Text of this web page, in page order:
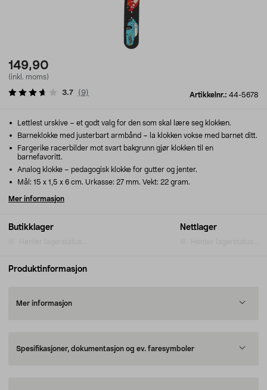
149,90
(inkl. moms)
Artikkelnr.: 44-5678
3.7 (9)
Butikklager Nettlager
Lettlest urskive – et godt valg for den som skal lære seg klokken.
Barneklokke med justerbart armbånd – la klokken vokse med barnet ditt.
Fargerike racerbilder mot svart bakgrunn gjør klokken til en
barnefavoritt.
Analog klokke – pedagogisk klokke for gutter og jenter.
Mål: 15 x 1,5 x 6 cm. Urkasse: 27 mm. Vekt: 22 gram.
Mer informasjon
Produktinformasjon
Mer informasjon
Spesifikasjoner, dokumentasjon og ev. faresymboler